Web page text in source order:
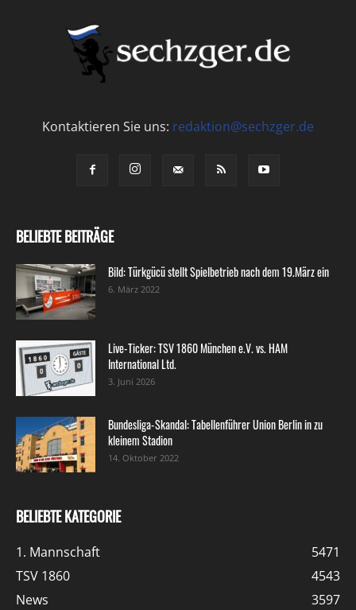
Kontaktieren Sie uns: redaktion@sechzger.de
BELIEBTE BEITRÄGE
Bild: Türkgücü stellt Spielbetrieb nach dem 19.März ein
6. März 2022
Live-Ticker: TSV 1860 München e.V. vs. HAM
International Ltd.
3. Juni 2026
Bundesliga-Skandal: Tabellenführer Union Berlin in zu
kleinem Stadion
14. Oktober 2022
BELIEBTE KATEGORIE
1. Mannschaft
5471
TSV 1860
4543
News
3597